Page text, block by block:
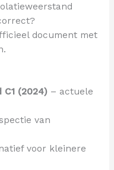
document met
C1 (2024)– actuele
van
voor kleinere